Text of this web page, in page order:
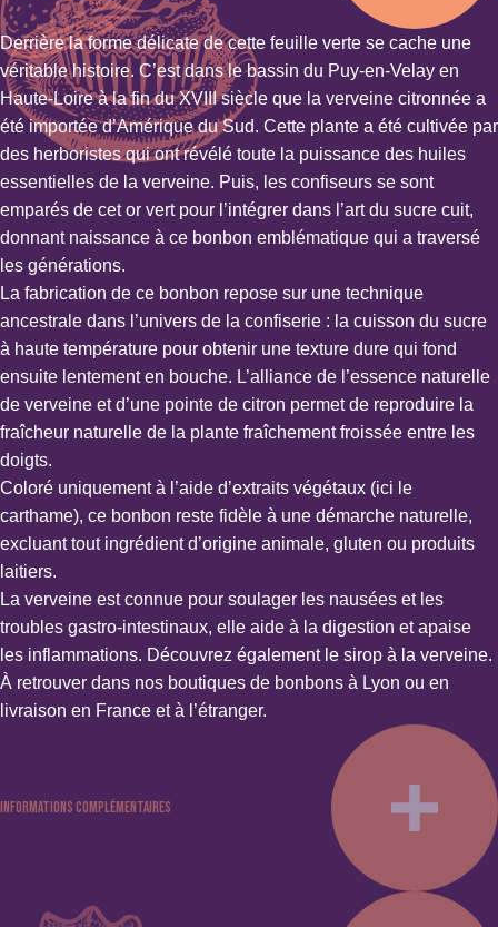
Derrière la forme délicate de cette feuille verte se cache une
véritable histoire. C’est dans le bassin du Puy-en-Velay en
Haute-Loire à la fin du XVIII siècle que la verveine citronnée a
été importée d’Amérique du Sud. Cette plante a été cultivée par
des herboristes qui ont révélé toute la puissance des huiles
essentielles de la verveine. Puis, les confiseurs se sont
emparés de cet or vert pour l’intégrer dans l’art du sucre cuit,
donnant naissance à ce bonbon emblématique qui a traversé
les générations.
La fabrication de ce bonbon repose sur une technique
ancestrale dans l’univers de la confiserie : la cuisson du sucre
à haute température pour obtenir une texture dure qui fond
ensuite lentement en bouche. L’alliance de l’essence naturelle
de verveine et d’une pointe de citron permet de reproduire la
fraîcheur naturelle de la plante fraîchement froissée entre les
doigts.
Coloré uniquement à l’aide d’extraits végétaux (ici le
carthame), ce bonbon reste fidèle à une démarche naturelle,
excluant tout ingrédient d’origine animale, gluten ou produits
laitiers.
La verveine est connue pour soulager les nausées et les
troubles gastro-intestinaux, elle aide à la digestion et apaise
les inflammations. Découvrez également le sirop à la verveine.
À retrouver dans nos boutiques de bonbons à Lyon ou en
livraison en France et à l’étranger.
Informations complémentaires
Couleur : Vert